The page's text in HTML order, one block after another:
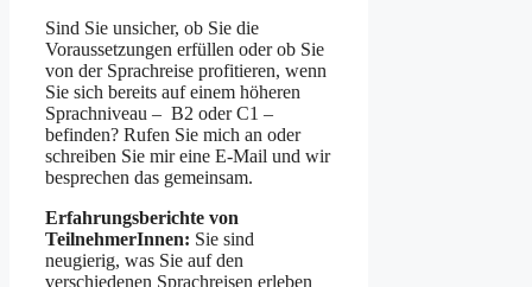
Sind Sie unsicher, ob Sie die
Voraussetzungen erfüllen oder ob Sie
von der Sprachreise profitieren, wenn
Sie sich bereits auf einem höheren
Sprachniveau – B2 oder C1 –
befinden? Rufen Sie mich an oder
schreiben Sie mir eine E-Mail und wir
besprechen das gemeinsam.
Erfahrungsberichte von
TeilnehmerInnen: Sie sind
neugierig, was Sie auf den
verschiedenen Sprachreisen erleben